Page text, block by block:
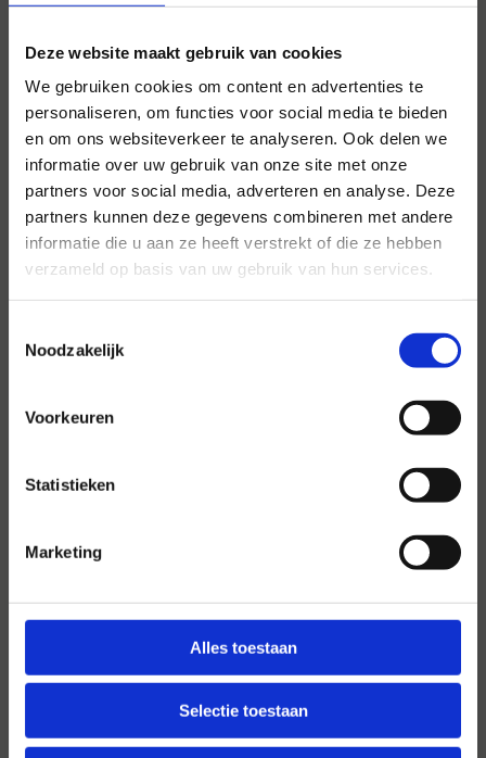
Deze website maakt gebruik van cookies
We gebruiken cookies om content en advertenties te
personaliseren, om functies voor social media te bieden
en om ons websiteverkeer te analyseren. Ook delen we
informatie over uw gebruik van onze site met onze
partners voor social media, adverteren en analyse. Deze
partners kunnen deze gegevens combineren met andere
informatie die u aan ze heeft verstrekt of die ze hebben
verzameld op basis van uw gebruik van hun services.
Noodzakelijk
Voorkeuren
Statistieken
Marketing
Alles toestaan
Selectie toestaan
Voor al uw evenementen en
partijen
Lees verder
Hansen Dranken sinds 1947